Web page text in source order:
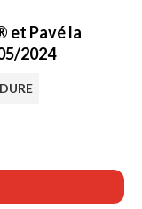
et Pavé la
2024